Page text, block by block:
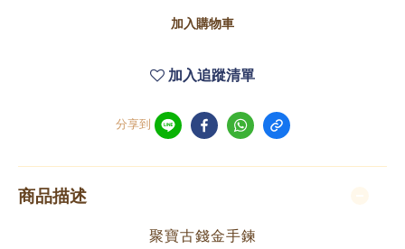
加入購物車
加入追蹤清單
分享到
商品描述
聚寶古錢金手鍊